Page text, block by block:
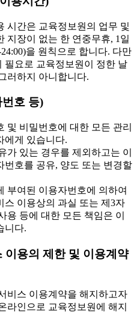
시간은 교육정보원의 업무 및
지장이 없는 한 연중무휴, 1일
24:00)을 원칙으로 합니다. 다만
필요로 교육정보원이 정한 날
러하지 아니합니다.
호 등)
및 비밀번호에 대한 모든 관리
에게 있습니다.
가 있는 경우를 제외하고는 이
번호를 공유, 양도 또는 변경할
부여된 이용자번호에 의하여
스 이용상의 과실 또는 제3자
용 등에 대한 모든 책임은 이
니다.
이용의 제한 및 이용계약
비스 이용계약을 해지하고자
라인으로 교육정보원에 해지